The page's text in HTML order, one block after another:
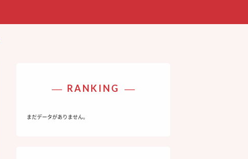
RANKING
まだデータがありません。